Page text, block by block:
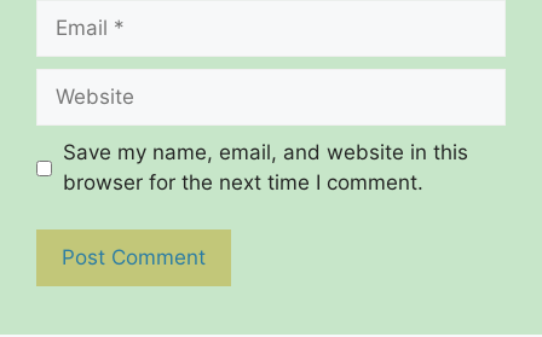
Email
Website
Save my name, email, and website in this
browser for the next time I comment.